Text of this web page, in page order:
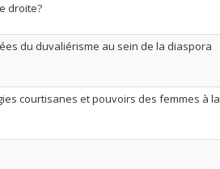
droite?
du duvaliérisme au sein de la diaspora
courtisanes et pouvoirs des femmes à la